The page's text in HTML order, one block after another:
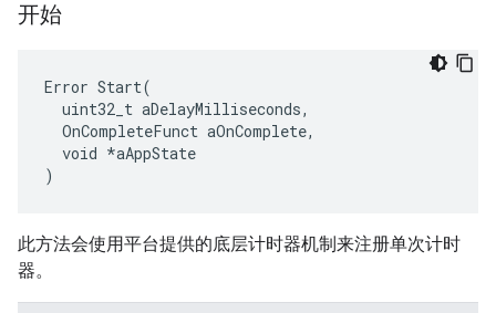
开始
Error Start(
  uint32_t aDelayMilliseconds,
  OnCompleteFunct aOnComplete,
  void *aAppState
)
此方法会使用平台提供的底层计时器机制来注册单次计时
器。